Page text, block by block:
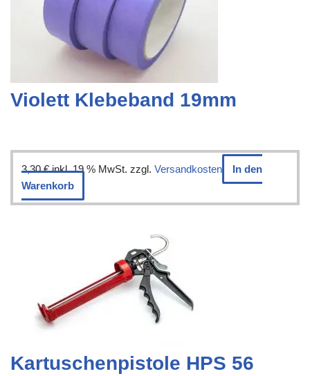
Violett Klebeband 19mm
3,30€ inkl. 19 % MwSt. zzgl. Versandkosten
In den
Warenkorb
Kartuschenpistole HPS 56